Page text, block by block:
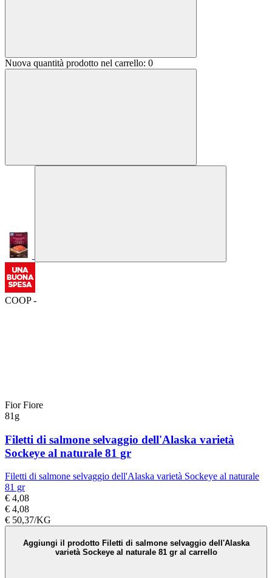
Nuova quantità prodotto nel carrello: 0
COOP -
Fior Fiore
81g
Filetti di salmone selvaggio dell'Alaska varietà
Sockeye al naturale 81 gr
Filetti di salmone selvaggio dell'Alaska varietà Sockeye al naturale
81 gr
€ 4,08
€ 4,08
€ 50,37/KG
Aggiungi il prodotto Filetti di salmone selvaggio dell'Alaska
varietà Sockeye al naturale 81 gr al carrello